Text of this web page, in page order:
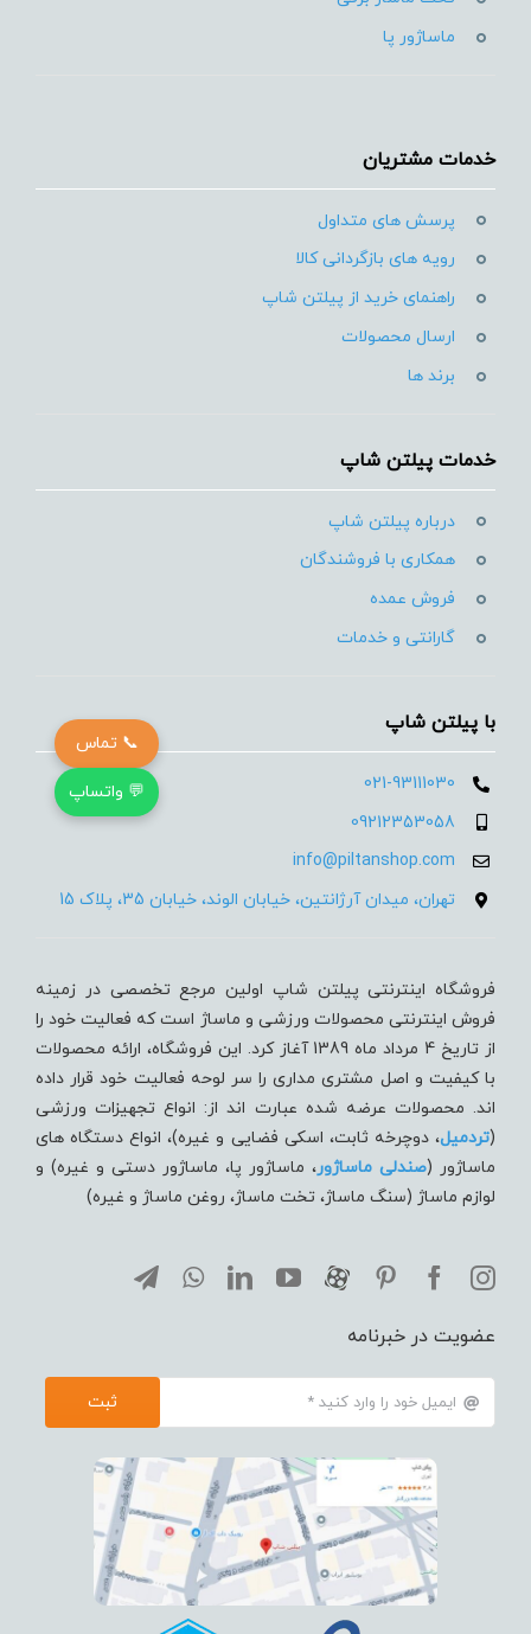
ماساژور پا
خدمات مشتریان
پرسش های متداول
رویه های بازگردانی کالا
راهنمای خرید از پیلتن شاپ
ارسال محصولات
برند ها
خدمات پیلتن شاپ
درباره پیلتن شاپ
همکاری با فروشندگان
فروش عمده
گارانتی و خدمات
با پیلتن شاپ
021-93111030
09212353058
info@piltanshop.com
تهران، میدان آرژانتین، خیابان الوند، خیابان 35، پلاک 15
فروشگاه اینترنتی پیلتن شاپ اولین مرجع تخصصی در زمینه
فروش اینترنتی محصولات ورزشی و ماساژ است که فعالیت خود را
از تاریخ 4 مرداد ماه 1389 آغاز کرد. این فروشگاه، ارائه محصولات
با کیفیت و اصل مشتری مداری را سر لوحه فعالیت خود قرار داده
اند. محصولات عرضه شده عبارت اند از: انواع تجهیزات ورزشی
(تردميل، دوچرخه ثابت، اسکی فضایی و غیره)، انواع دستگاه های
ماساژور (صندلی ماساژور، ماساژور پا، ماساژور دستی و غیره) و
لوازم ماساژ (سنگ ماساژ، تخت ماساژ، روغن ماساژ و غیره)
عضویت در خبرنامه
ثبت
📞 تماس
💬 واتساپ